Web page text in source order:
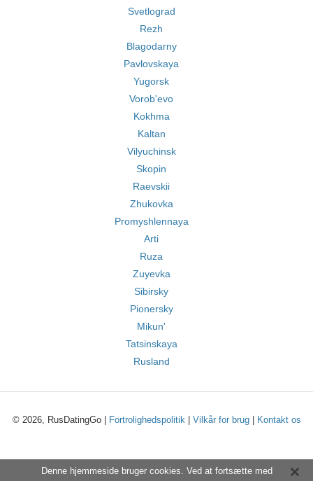
Svetlograd
Rezh
Blagodarny
Pavlovskaya
Yugorsk
Vorob'evo
Kokhma
Kaltan
Vilyuchinsk
Skopin
Raevskii
Zhukovka
Promyshlennaya
Arti
Ruza
Zuyevka
Sibirsky
Pionersky
Mikun'
Tatsinskaya
Rusland
© 2026, RusDatingGo | Fortrolighedspolitik| Vilkår for brug| Kontakt os
Denne hjemmeside bruger cookies. Ved at fortsætte med